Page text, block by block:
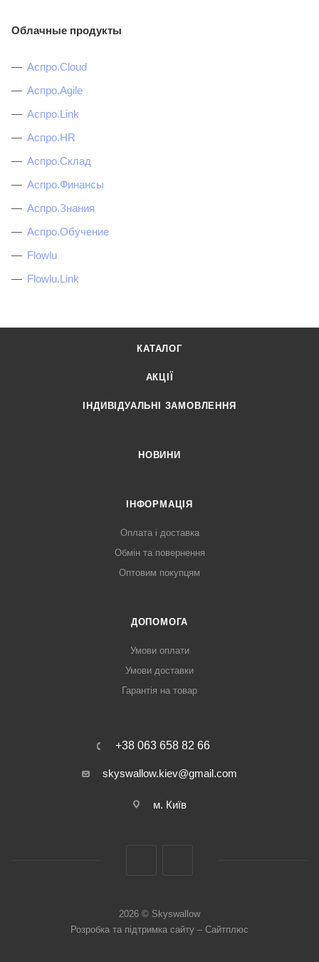
Облачные продукты
Аспро.Cloud
Аспро.Agile
Аспро.Link
Аспро.HR
Аспро.Склад
Аспро.Финансы
Аспро.Знания
Аспро.Обучение
Flowlu
Flowlu.Link
КАТАЛОГ
АКЦІЇ
ІНДИВІДУАЛЬНІ ЗАМОВЛЕННЯ
НОВИНИ
ІНФОРМАЦІЯ
Оплата і доставка
Обмін та повернення
Оптовим покупцям
ДОПОМОГА
Умови оплати
Умови доставки
Гарантія на товар
+38 063 658 82 66
skyswallow.kiev@gmail.com
м. Київ
2026 © Skyswallow
Розробка та підтримка сайту – Сайтплюс